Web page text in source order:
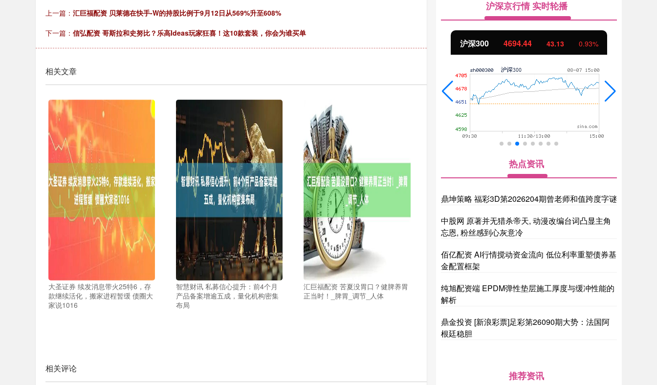
上一篇： 汇巨福配资 贝莱德在快手-W的持股比例于9月12日从569%升至608%
下一篇： 信弘配资 哥斯拉和史努比？乐高Ideas玩家狂喜！这10款套装，你会为谁买单
相关文章
大圣证券 续发消息带火25特6，存
款继续活化，搬家进程暂缓 债圈大
家说1016
智慧财讯 私募信心提升：前4个月
产品备案增逾五成，量化机构密集
布局
汇巨福配资 苦夏没胃口？健脾养胃
正当时！_脾胃_调节_人体
相关评论
沪深京行情 实时轮播
沪深300 4694.44 43.13 0.93%
热点资讯
鼎坤策略 福彩3D第2026204期曾老师和值跨度字谜
中股网 原著并无猎杀帝天, 动漫改编台词凸显主角
忘恩, 粉丝感到心灰意冷
佰亿配资 AI行情搅动资金流向 低位利率重塑债券基
金配置框架
纯旭配资端 EPDM弹性垫层施工厚度与缓冲性能的
解析
鼎金投资 [新浪彩票]足彩第26090期大势：法国阿
根廷稳胆
推荐资讯